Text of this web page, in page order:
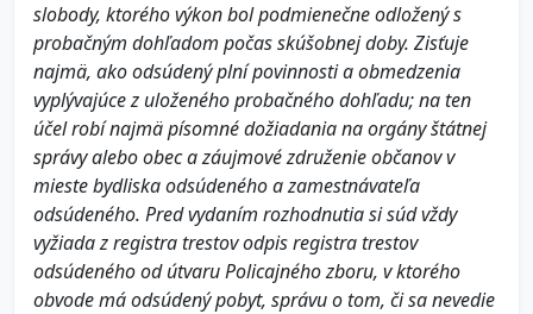
slobody, ktorého výkon bol podmienečne odložený s
probačným dohľadom počas skúšobnej doby. Zisťuje
najmä, ako odsúdený plní povinnosti a obmedzenia
vyplývajúce z uloženého probačného dohľadu; na ten
účel robí najmä písomné dožiadania na orgány štátnej
správy alebo obec a záujmové združenie občanov v
mieste bydliska odsúdeného a zamestnávateľa
odsúdeného. Pred vydaním rozhodnutia si súd vždy
vyžiada z registra trestov odpis registra trestov
odsúdeného od útvaru Policajného zboru, v ktorého
obvode má odsúdený pobyt, správu o tom, či sa nevedie